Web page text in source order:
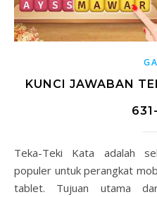
KUNCI JAWABAN
Teka-Teki Kata adalah sebuah game teka-teki yang
populer untuk perangkat
tablet. Tujuan utama